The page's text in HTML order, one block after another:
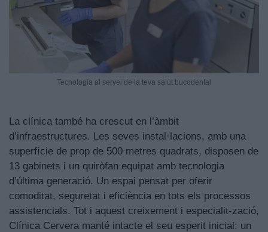
Tecnología al servei de la teva salut bucodental
La clínica també ha crescut en l’àmbit
d’infraestructures. Les seves instal·lacions, amb una
superfície de prop de 500 metres quadrats, disposen de
13 gabinets i un quiròfan equipat amb tecnologia
d’última generació. Un espai pensat per oferir
comoditat, seguretat i eficiència en tots els processos
assistencials. Tot i aquest creixement i especialit-zació,
Clínica Cervera manté intacte el seu esperit inicial: un